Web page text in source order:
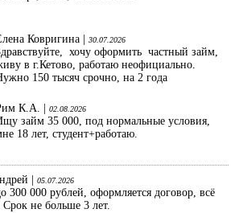
Ковригина |
30.07.2026
хочу оформить частный займ,
в г.Кетово, работаю неофициально.
150 тысяч срочно, на 2 года
К.А. | 02.08.2026
займ 35 000, под нормальные условия,
18 лет, студент+работаю.
| 05.07.2026
300 000 рублей, оформляется договор, всё
не больше 3 лет.